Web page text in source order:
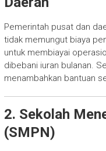
Pemerintah pusat dan
tidak memungut biaya
untuk membiayai
dibebani iuran bulanan.
menambahkan bantuan
2. Sekolah
(SMPN)